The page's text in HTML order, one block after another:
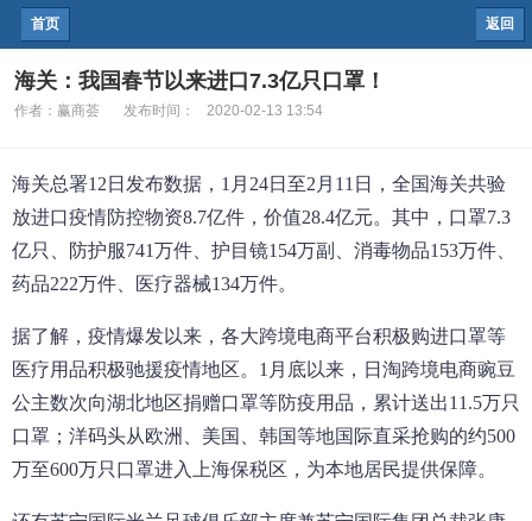
首页 返回
海关：我国春节以来进口7.3亿只口罩！
作者： 赢商荟 发布时间： 2020-02-13 13:54
海关总署12日发布数据，1月24日至2月11日，全国海关共验
放进口疫情防控物资8.7亿件，价值28.4亿元。其中，口罩7.3
亿只、防护服741万件、护目镜154万副、消毒物品153万件、
药品222万件、医疗器械134万件。
据了解，疫情爆发以来，各大跨境电商平台积极购进口罩等
医疗用品积极驰援疫情地区。1月底以来，日淘跨境电商豌豆
公主数次向湖北地区捐赠口罩等防疫用品，累计送出11.5万只
口罩；洋码头从欧洲、美国、韩国等地国际直采抢购的约500
万至600万只口罩进入上海保税区，为本地居民提供保障。